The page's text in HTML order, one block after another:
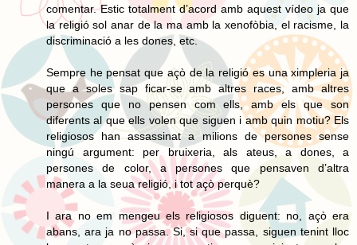
comentar. Estic totalment d’acord amb aquest vídeo ja que
la religió sol anar de la ma amb la xenofòbia, el racisme, la
discriminació a les dones, etc.
Sempre he pensat que açò de la religió es una ximpleria ja
que a soles sap ficar-se amb altres races, amb altres
persones que no pensen com ells, amb els que son
diferents al que ells volen que siguen i amb quin motiu? Els
religiosos han assassinat a milions de persones sense
ningú argument: per bruixeria, als ateus, a dones, a
persones de color, a persones que pensaven d’altra
manera a la seua religió, i tot açò perquè?
I ara no em mengeu els religiosos diguent: no, açò era
abans, ara ja no passa. Si, si que passa, siguen tenint lloc